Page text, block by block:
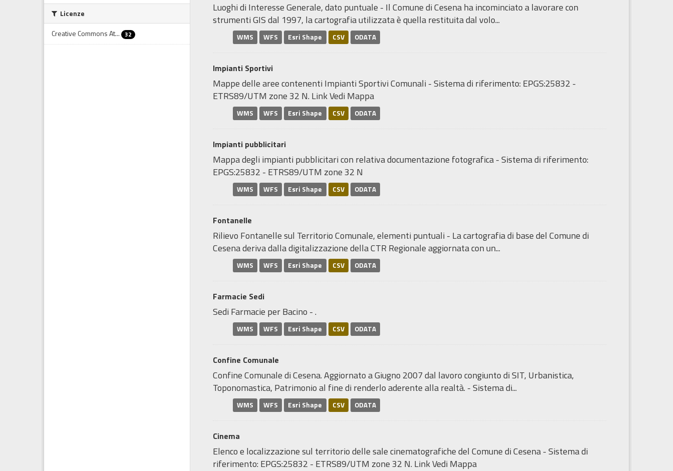
Licenze
Creative Commons At... 32
Luoghi di Interesse Generale, dato puntuale - Il Comune di Cesena ha incominciato a lavorare con
strumenti GIS dal 1997, la cartografia utilizzata è quella restituita dal volo...
WMS WFS Esri Shape CSV ODATA
Impianti Sportivi
Mappe delle aree contenenti Impianti Sportivi Comunali - Sistema di riferimento: EPGS:25832 -
ETRS89/UTM zone 32 N. Link Vedi Mappa
WMS WFS Esri Shape CSV ODATA
Impianti pubblicitari
Mappa degli impianti pubblicitari con relativa documentazione fotografica - Sistema di riferimento:
EPGS:25832 - ETRS89/UTM zone 32 N
WMS WFS Esri Shape CSV ODATA
Fontanelle
Rilievo Fontanelle sul Territorio Comunale, elementi puntuali - La cartografia di base del Comune di
Cesena deriva dalla digitalizzazione della CTR Regionale aggiornata con un...
WMS WFS Esri Shape CSV ODATA
Farmacie Sedi
Sedi Farmacie per Bacino - .
WMS WFS Esri Shape CSV ODATA
Confine Comunale
Confine Comunale di Cesena. Aggiornato a Giugno 2007 dal lavoro congiunto di SIT, Urbanistica,
Toponomastica, Patrimonio al fine di renderlo aderente alla realtà. - Sistema di...
WMS WFS Esri Shape CSV ODATA
Cinema
Elenco e localizzazione sul territorio delle sale cinematografiche del Comune di Cesena - Sistema di
riferimento: EPGS:25832 - ETRS89/UTM zone 32 N. Link Vedi Mappa